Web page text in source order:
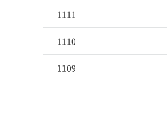
1111
1110
1109